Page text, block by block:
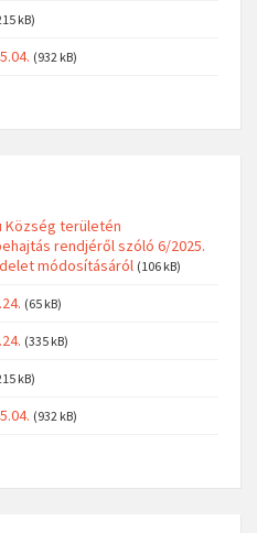
kB)
(932 kB)
Község területén
rendjéről szóló 6/2025.
módosításáról (106 kB)
(65 kB)
(335 kB)
kB)
(932 kB)